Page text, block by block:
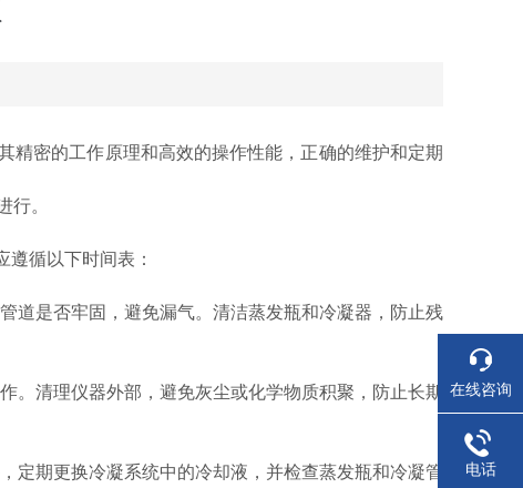
密的工作原理和高效的操作性能，正确的维护和定期
行。
循以下时间表：
是否牢固，避免漏气。清洁蒸发瓶和冷凝器，防止残
清理仪器外部，避免灰尘或化学物质积聚，防止长期
期更换冷凝系统中的冷却液，并检查蒸发瓶和冷凝管
在线咨询
电话